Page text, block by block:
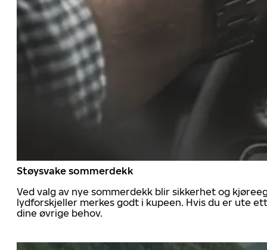
Støysvake sommerdekk
Ved valg av nye sommerdekk blir sikkerhet og
lydforskjeller merkes godt i kupeen. Hvis du er ute
dine øvrige behov.